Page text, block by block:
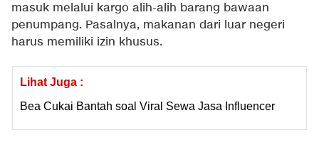
masuk melalui kargo alih-alih barang bawaan
penumpang. Pasalnya, makanan dari luar negeri
harus memiliki izin khusus.
Lihat Juga :
Bea Cukai Bantah soal Viral Sewa Jasa Influencer